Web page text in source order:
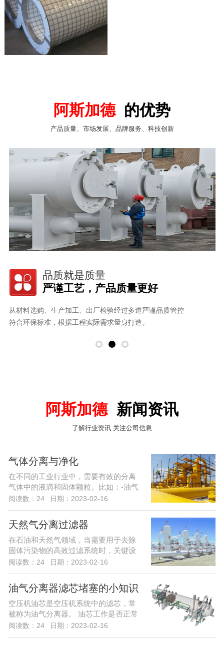
阿斯加德 的优势
产品质量、市场发展、品牌服务、科技创新
品质就是质量
严谨工艺，产品质量更好
从材料选购、生产加工、出厂检验经过多道严谨品质管控
符合环保标准，根据工程实际需求量身打造。
阿斯加德 新闻资讯
了解行业资讯 关注公司信息
气体分离与净化
在不同的工业行业中，需要有效的分离
气体中的液滴和固体颗粒。比如：-油气
分离计量；...
阅读数：24 日期：2023-02-16
天然气分离过滤器
在石油和天然气领域，当需要用于去除
固体污染物的高效过滤系统时，关键设
备中将使用干...
阅读数：24 日期：2023-02-16
油气分离器滤芯堵塞的小知识
空压机油芯是空压机系统中的滤芯，常
被称为油气分离器。 油芯工作是否正常
影响空压机...
阅读数：24 日期：2023-02-16